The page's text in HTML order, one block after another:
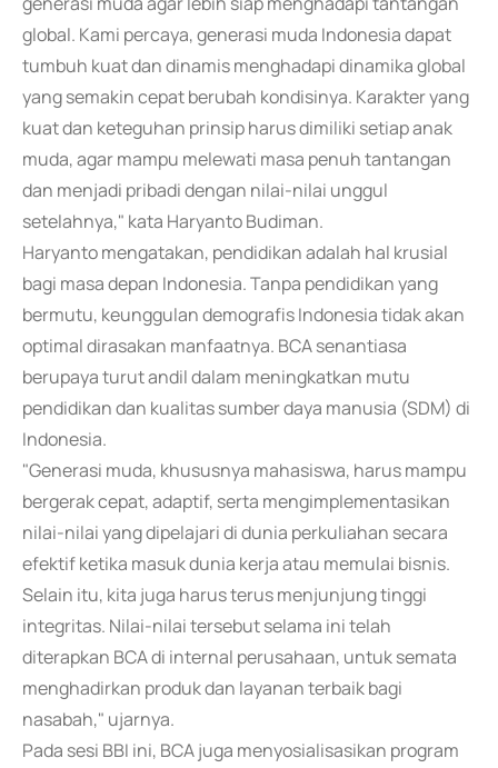
global. Kami percaya, generasi muda Indonesia dapat
tumbuh kuat dan dinamis menghadapi dinamika global
yang semakin cepat berubah kondisinya. Karakter yang
kuat dan keteguhan prinsip harus dimiliki setiap anak
muda, agar mampu melewati masa penuh tantangan
dan menjadi pribadi dengan nilai-nilai unggul
setelahnya," kata Haryanto Budiman.
Haryanto mengatakan, pendidikan adalah hal krusial
bagi masa depan Indonesia. Tanpa pendidikan yang
bermutu, keunggulan demografis Indonesia tidak akan
optimal dirasakan manfaatnya. BCA senantiasa
berupaya turut andil dalam meningkatkan mutu
pendidikan dan kualitas sumber daya manusia (SDM) di
Indonesia.
"Generasi muda, khususnya mahasiswa, harus mampu
bergerak cepat, adaptif, serta mengimplementasikan
nilai-nilai yang dipelajari di dunia perkuliahan secara
efektif ketika masuk dunia kerja atau memulai bisnis.
Selain itu, kita juga harus terus menjunjung tinggi
integritas. Nilai-nilai tersebut selama ini telah
diterapkan BCA di internal perusahaan, untuk semata
menghadirkan produk dan layanan terbaik bagi
nasabah," ujarnya.
Pada sesi BBI ini, BCA juga menyosialisasikan program